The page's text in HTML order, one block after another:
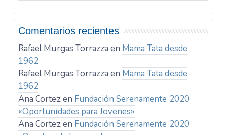
Comentarios recientes
Rafael Murgas Torrazza en Mama Tata desde
1962
Rafael Murgas Torrazza en Mama Tata desde
1962
Ana Cortezen Fundación Serenamente 2020
«Oportunidades para Jovenes»
Ana Cortezen Fundación Serenamente 2020